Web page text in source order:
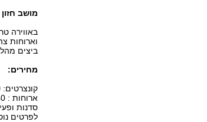
מושב חזון
באווירה
ביצים
מחירים:
קונצרטים: 60- 80 ₪,
ארוחות : 40- 130 ש"ח
סדנות
לפרטים נוספים: 04 -